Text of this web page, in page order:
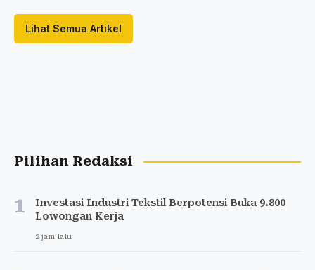
Lihat Semua Artikel
Pilihan Redaksi
1
Investasi Industri Tekstil Berpotensi Buka 9.800
Lowongan Kerja
2 jam lalu